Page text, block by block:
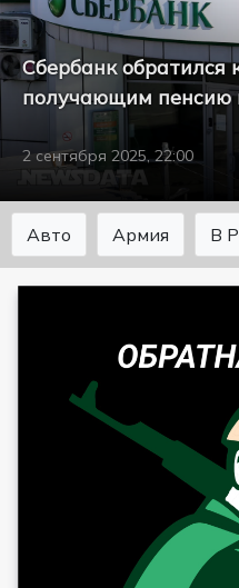
Сбербанк обратился
получающим пенсию
2 сентября 2025, 22:00
Авто Армия В